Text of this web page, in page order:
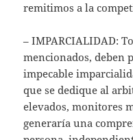
remitimos a la
– IMPARCIALIDAD:
mencionados, deben
impecable
que se dedique al
elevados, monitores
generaría una